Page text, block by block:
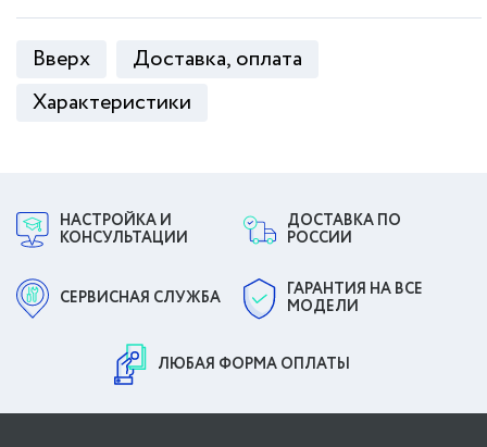
Вверх
Доставка, оплата
Характеристики
НАСТРОЙКА И
КОНСУЛЬТАЦИИ
ДОСТАВКА ПО
РОССИИ
СЕРВИСНАЯ СЛУЖБА
ГАРАНТИЯ НА ВСЕ
МОДЕЛИ
ЛЮБАЯ ФОРМА ОПЛАТЫ